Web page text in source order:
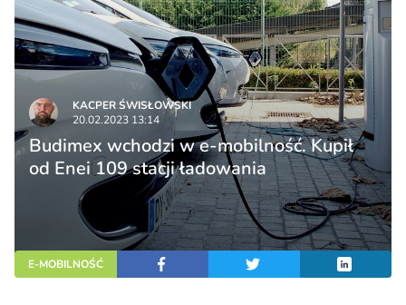
KACPER ŚWISŁO­WSKI
20.02.2023 13:14
Budimex wchodzi w e-mobilność. Kupił
od Enei 109 stacji ładowania
E-MOBILNOŚĆ